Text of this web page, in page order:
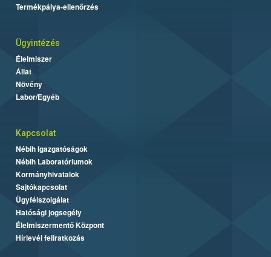
Termékpálya-ellenőrzés
Ügyintézés
Élelmiszer
Állat
Növény
Labor/Egyéb
Kapcsolat
Nébih Igazgatóságok
Nébih Laboratóriumok
Kormányhivatalok
Sajtókapcsolat
Ügyfélszolgálat
Hatósági jogsegély
Élelmiszermentő Központ
Hírlevél feliratkozás